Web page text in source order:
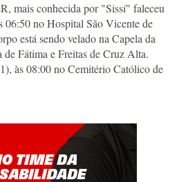
mais conhecida por "Sissí" faleceu
06:50 no Hospital São Vicente de
está sendo velado na Capela da
de Fátima e Freitas de Cruz Alta.
às 08:00 no Cemitério Católico de